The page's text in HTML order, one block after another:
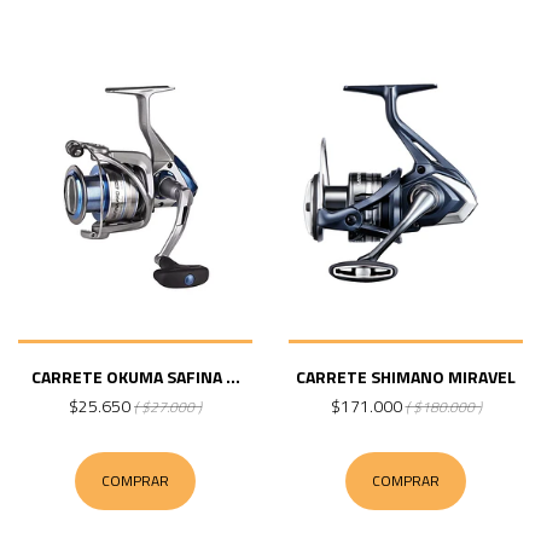
CARRETE OKUMA SAFINA ...
$25.650( $27.000 )
COMPRAR
CARRETE SHIMANO MIRAVEL
$171.000( $180.000 )
COMPRAR